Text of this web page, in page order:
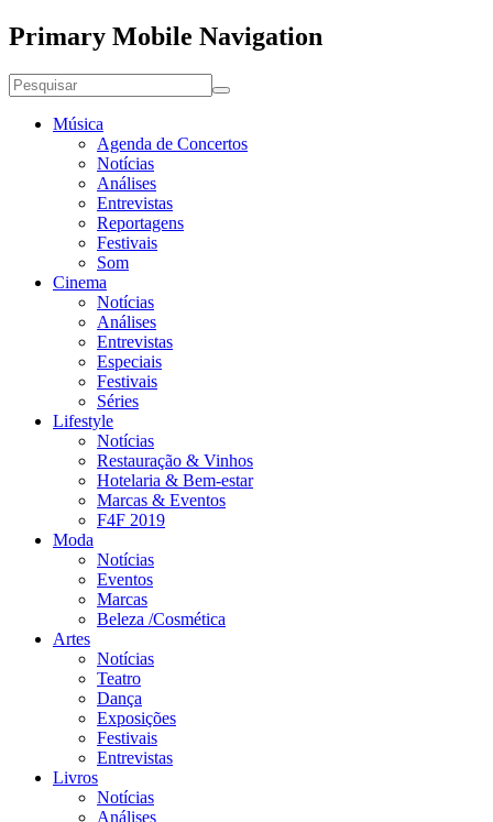
Primary Mobile Navigation
Música
Agenda de Concertos
Notícias
Análises
Entrevistas
Reportagens
Festivais
Som
Cinema
Notícias
Análises
Entrevistas
Especiais
Festivais
Séries
Lifestyle
Notícias
Restauração & Vinhos
Hotelaria & Bem-estar
Marcas & Eventos
F4F 2019
Moda
Notícias
Eventos
Marcas
Beleza /Cosmética
Artes
Notícias
Teatro
Dança
Exposições
Festivais
Entrevistas
Livros
Notícias
Análises